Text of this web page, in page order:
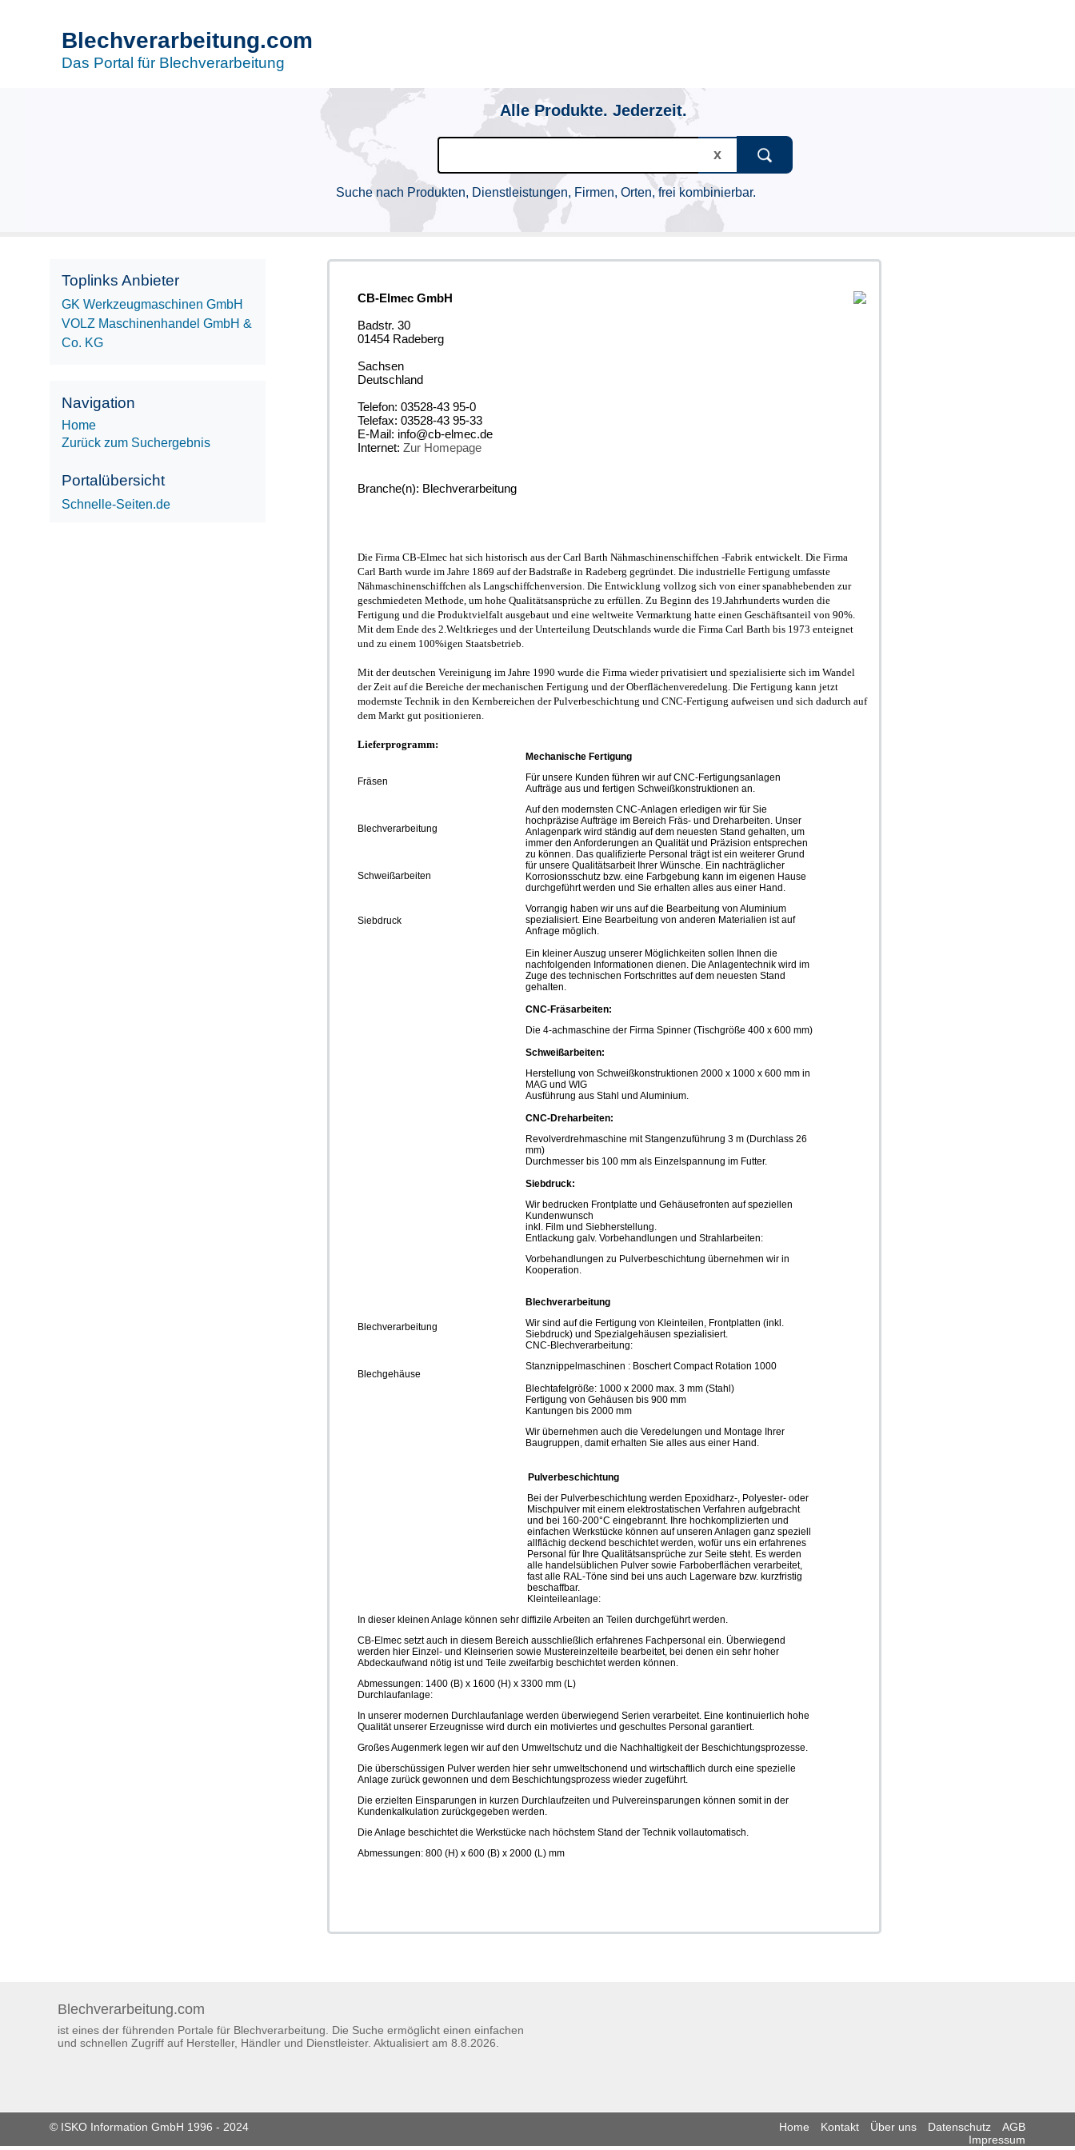
Blechverarbeitung.com
Das Portal für Blechverarbeitung
Alle Produkte. Jederzeit.
Suche nach Produkten, Dienstleistungen, Firmen, Orten, frei kombinierbar.
Toplinks Anbieter
GK Werkzeugmaschinen GmbH
VOLZ Maschinenhandel GmbH &
Co. KG
Navigation
Home
Zurück zum Suchergebnis
Portalübersicht
Schnelle-Seiten.de
CB-Elmec GmbH
Badstr. 30
01454 Radeberg
Sachsen
Deutschland
Telefon: 03528-43 95-0
Telefax: 03528-43 95-33
E-Mail: info@cb-elmec.de
Internet: Zur Homepage
Branche(n): Blechverarbeitung
Die Firma CB-Elmec hat sich historisch aus der Carl Barth Nähmaschinenschiffchen -Fabrik entwickelt. Die Firma
Carl Barth wurde im Jahre 1869 auf der Badstraße in Radeberg gegründet. Die industrielle Fertigung umfasste
Nähmaschinenschiffchen als Langschiffchenversion. Die Entwicklung vollzog sich von einer spanabhebenden zur
geschmiedeten Methode, um hohe Qualitätsansprüche zu erfüllen. Zu Beginn des 19.Jahrhunderts wurden die
Fertigung und die Produktvielfalt ausgebaut und eine weltweite Vermarktung hatte einen Geschäftsanteil von 90%.
Mit dem Ende des 2.Weltkrieges und der Unterteilung Deutschlands wurde die Firma Carl Barth bis 1973 enteignet
und zu einem 100%igen Staatsbetrieb.
Mit der deutschen Vereinigung im Jahre 1990 wurde die Firma wieder privatisiert und spezialisierte sich im Wandel
der Zeit auf die Bereiche der mechanischen Fertigung und der Oberflächenveredelung. Die Fertigung kann jetzt
modernste Technik in den Kernbereichen der Pulverbeschichtung und CNC-Fertigung aufweisen und sich dadurch auf
dem Markt gut positionieren.
Lieferprogramm:
Fräsen
Blechverarbeitung
Schweißarbeiten
Siebdruck
Mechanische Fertigung
Für unsere Kunden führen wir auf CNC-Fertigungsanlagen
Aufträge aus und fertigen Schweißkonstruktionen an.
Auf den modernsten CNC-Anlagen erledigen wir für Sie
hochpräzise Aufträge im Bereich Fräs- und Dreharbeiten. Unser
Anlagenpark wird ständig auf dem neuesten Stand gehalten, um
immer den Anforderungen an Qualität und Präzision entsprechen
zu können. Das qualifizierte Personal trägt ist ein weiterer Grund
für unsere Qualitätsarbeit Ihrer Wünsche. Ein nachträglicher
Korrosionsschutz bzw. eine Farbgebung kann im eigenen Hause
durchgeführt werden und Sie erhalten alles aus einer Hand.
Vorrangig haben wir uns auf die Bearbeitung von Aluminium
spezialisiert. Eine Bearbeitung von anderen Materialien ist auf
Anfrage möglich.
Ein kleiner Auszug unserer Möglichkeiten sollen Ihnen die
nachfolgenden Informationen dienen. Die Anlagentechnik wird im
Zuge des technischen Fortschrittes auf dem neuesten Stand
gehalten.
CNC-Fräsarbeiten:
Die 4-achmaschine der Firma Spinner (Tischgröße 400 x 600 mm)
Schweißarbeiten:
Herstellung von Schweißkonstruktionen 2000 x 1000 x 600 mm in
MAG und WIG
Ausführung aus Stahl und Aluminium.
CNC-Dreharbeiten:
Revolverdrehmaschine mit Stangenzuführung 3 m (Durchlass 26
mm)
Durchmesser bis 100 mm als Einzelspannung im Futter.
Siebdruck:
Wir bedrucken Frontplatte und Gehäusefronten auf speziellen
Kundenwunsch
inkl. Film und Siebherstellung.
Entlackung galv. Vorbehandlungen und Strahlarbeiten:
Vorbehandlungen zu Pulverbeschichtung übernehmen wir in
Kooperation.
Blechverarbeitung
Blechgehäuse
Blechverarbeitung
Wir sind auf die Fertigung von Kleinteilen, Frontplatten (inkl.
Siebdruck) und Spezialgehäusen spezialisiert.
CNC-Blechverarbeitung:
Stanznippelmaschinen : Boschert Compact Rotation 1000
Blechtafelgröße: 1000 x 2000 max. 3 mm (Stahl)
Fertigung von Gehäusen bis 900 mm
Kantungen bis 2000 mm
Wir übernehmen auch die Veredelungen und Montage Ihrer
Baugruppen, damit erhalten Sie alles aus einer Hand.
Pulverbeschichtung
Bei der Pulverbeschichtung werden Epoxidharz-, Polyester- oder
Mischpulver mit einem elektrostatischen Verfahren aufgebracht
und bei 160-200°C eingebrannt. Ihre hochkomplizierten und
einfachen Werkstücke können auf unseren Anlagen ganz speziell
allflächig deckend beschichtet werden, wofür uns ein erfahrenes
Personal für Ihre Qualitätsansprüche zur Seite steht. Es werden
alle handelsüblichen Pulver sowie Farboberflächen verarbeitet,
fast alle RAL-Töne sind bei uns auch Lagerware bzw. kurzfristig
beschaffbar.
Kleinteileanlage:
In dieser kleinen Anlage können sehr diffizile Arbeiten an Teilen durchgeführt werden.
CB-Elmec setzt auch in diesem Bereich ausschließlich erfahrenes Fachpersonal ein. Überwiegend
werden hier Einzel- und Kleinserien sowie Mustereinzelteile bearbeitet, bei denen ein sehr hoher
Abdeckaufwand nötig ist und Teile zweifarbig beschichtet werden können.
Abmessungen: 1400 (B) x 1600 (H) x 3300 mm (L)
Durchlaufanlage:
In unserer modernen Durchlaufanlage werden überwiegend Serien verarbeitet. Eine kontinuierlich hohe
Qualität unserer Erzeugnisse wird durch ein motiviertes und geschultes Personal garantiert.
Großes Augenmerk legen wir auf den Umweltschutz und die Nachhaltigkeit der Beschichtungsprozesse.
Die überschüssigen Pulver werden hier sehr umweltschonend und wirtschaftlich durch eine spezielle
Anlage zurück gewonnen und dem Beschichtungsprozess wieder zugeführt.
Die erzielten Einsparungen in kurzen Durchlaufzeiten und Pulvereinsparungen können somit in der
Kundenkalkulation zurückgegeben werden.
Die Anlage beschichtet die Werkstücke nach höchstem Stand der Technik vollautomatisch.
Abmessungen: 800 (H) x 600 (B) x 2000 (L) mm
Blechverarbeitung.com
ist eines der führenden Portale für Blechverarbeitung. Die Suche ermöglicht einen einfachen
und schnellen Zugriff auf Hersteller, Händler und Dienstleister. Aktualisiert am 8.8.2026.
© ISKO Information GmbH 1996 - 2024 Home Kontakt Über uns Datenschutz
AGB
Impressum